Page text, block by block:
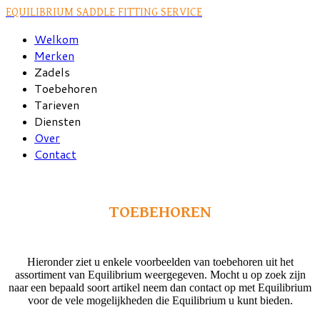
EQUILIBRIUM SADDLE FITTING SERVICE
Welkom
Merken
Zadels
Toebehoren
Tarieven
Diensten
Over
Contact
TOEBEHOREN
Hieronder ziet u enkele voorbeelden van toebehoren uit het
assortiment van Equilibrium weergegeven. Mocht u op zoek zijn
naar een bepaald soort artikel neem dan contact op met Equilibrium
voor de vele mogelijkheden die Equilibrium u kunt bieden.